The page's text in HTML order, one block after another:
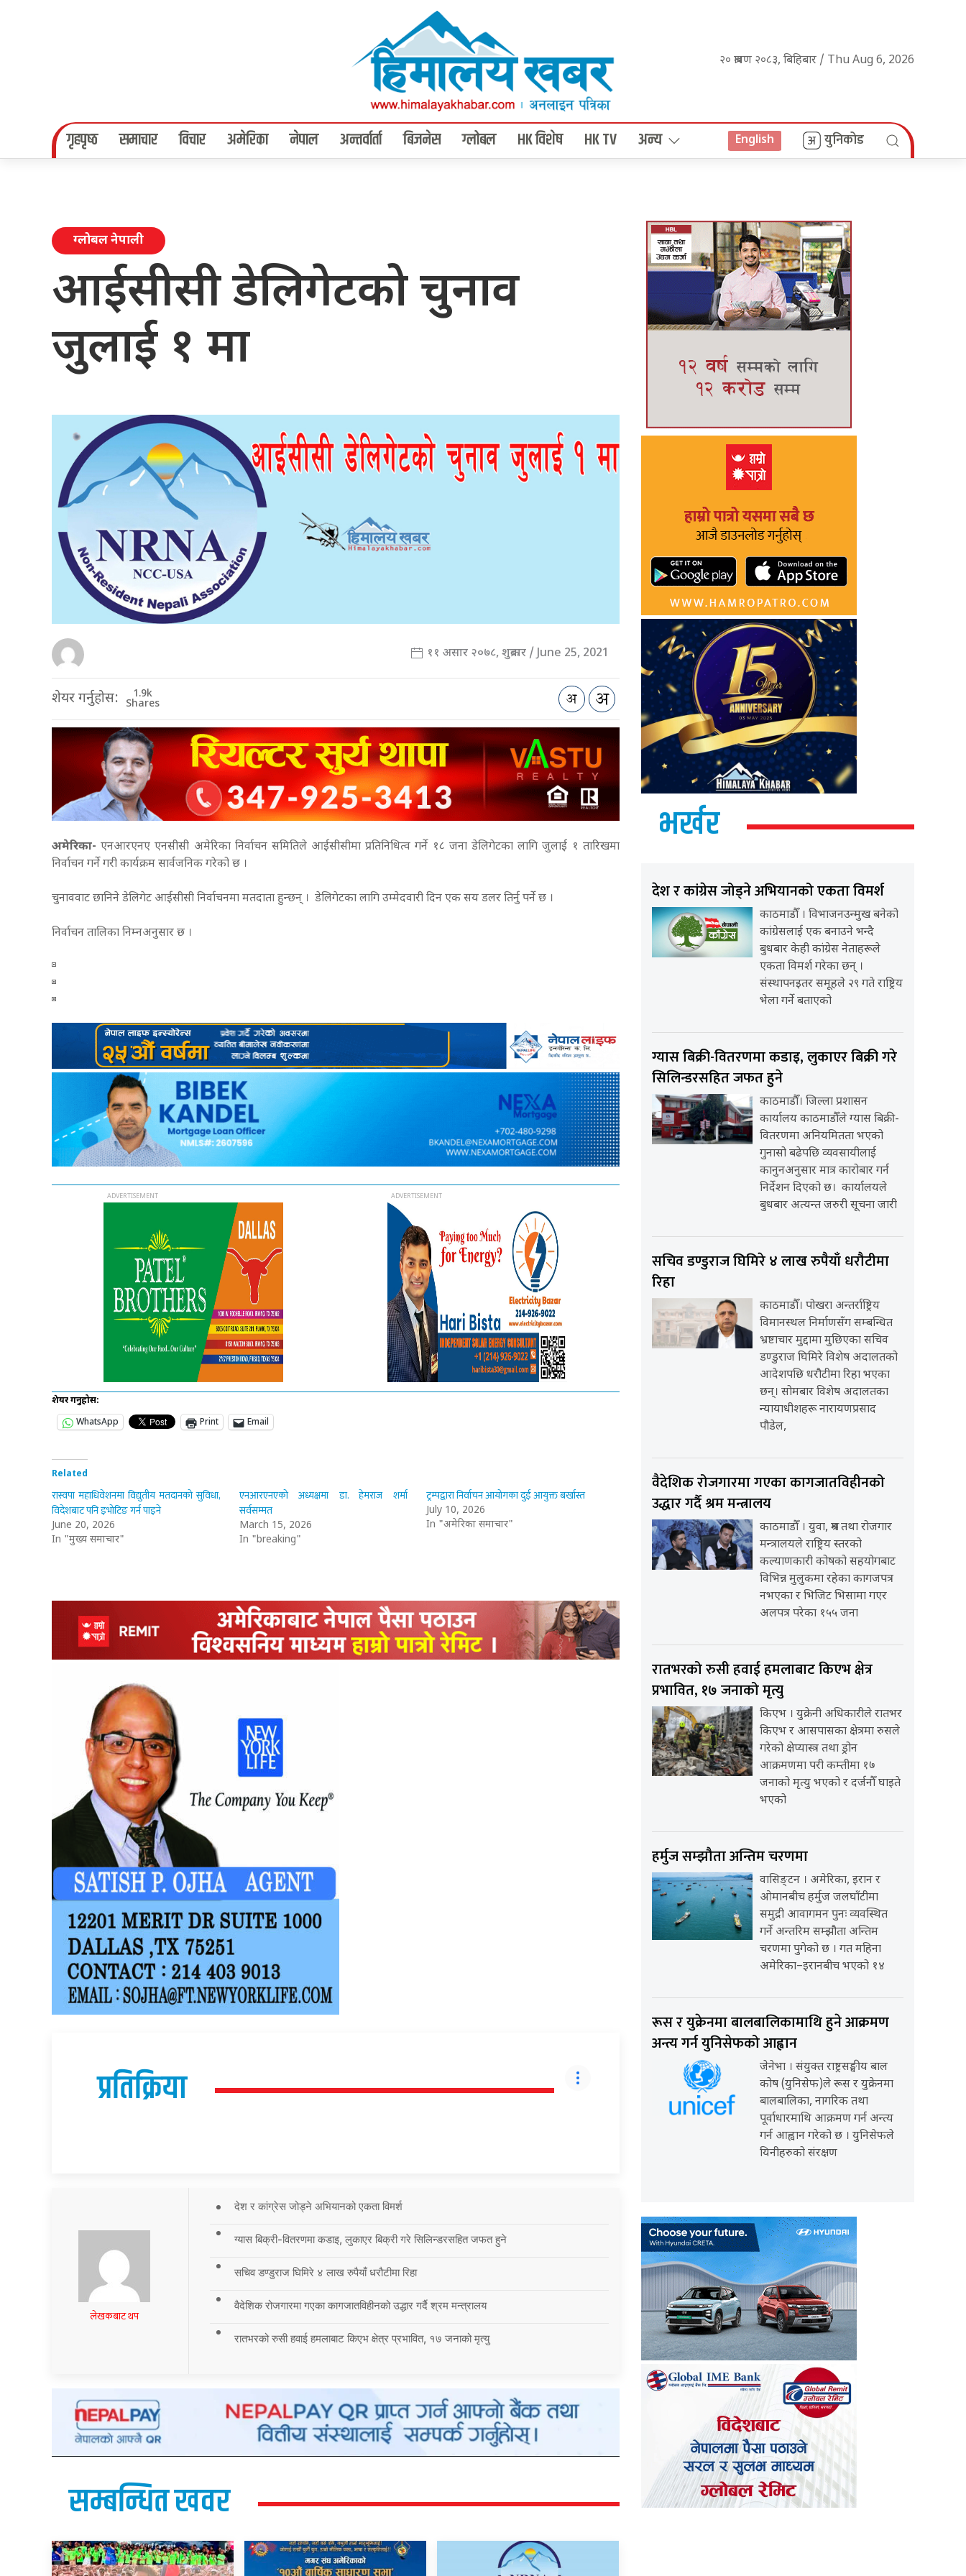
२० श्रावण २०८३, बिहिबार / Thu Aug 6, 2026
गृहपृष्‍ठ समाचार विचार अमेरिका नेपाल अन्तर्वार्ता बिजनेस ग्लोबल HK विशेष HK TV अन्य English युनिकोड
ग्लोबल नेपाली
आईसीसी डेलिगेटको चुनाव
जुलाई १ मा
११ असार २०७८, शुक्रबार / June 25, 2021
शेयर गर्नुहोस: 1.9k
Shares
अमेरिका- एनआरएनए एनसीसी अमेरिका निर्वाचन समितिले आईसीसीमा प्रतिनिधित्व गर्ने १८ जना डेलिगेटका लागि जुलाई १ तारिखमा
निर्वाचन गर्ने गरी कार्यक्रम सार्वजनिक गरेको छ ।
चुनाववाट छानिने डेलिगेट आईसीसी निर्वाचनमा मतदाता हुन्छन् । डेलिगेटका लागि उम्मेदवारी दिन एक सय डलर तिर्नु पर्ने छ ।
निर्वाचन तालिका निम्नअनुसार छ ।
शेयर गर्नुहोस:
WhatsApp
Print Email
Related
रास्वपा महाधिवेशनमा विद्युतीय मतदानको सुविधा,
विदेशबाट पनि इभोटिङ गर्न पाइने
June 20, 2026
In "मुख्य समाचार"
एनआरएनएको अध्यक्षमा डा. हेमराज शर्मा
सर्वसम्मत
March 15, 2026
In "breaking"
ट्रम्पद्वारा निर्वाचन आयोगका दुई आयुक्त बर्खास्त
July 10, 2026
In "अमेरिका समाचार"
प्रतिक्रिया
लेखकबाट थप
देश र कांग्रेस जोड्ने अभियानको एकता विमर्श
ग्यास बिक्री-वितरणमा कडाइ, लुकाएर बिक्री गरे सिलिन्डरसहित जफत हुने
सचिव डण्डुराज घिमिरे ४ लाख रुपैयाँ धरौटीमा रिहा
वैदेशिक रोजगारमा गएका कागजातविहीनको उद्धार गर्दै श्रम मन्त्रालय
रातभरको रुसी हवाई हमलाबाट किएभ क्षेत्र प्रभावित, १७ जनाको मृत्यु
सम्बन्धित खवर
भर्खर
देश र कांग्रेस जोड्ने अभियानको एकता विमर्श
काठमाडौँ । विभाजनउन्मुख बनेको
कांग्रेसलाई एक बनाउने भन्दै
बुधबार केही कांग्रेस नेताहरूले
एकता विमर्श गरेका छन् ।
संस्थापनइतर समूहले २९ गते राष्ट्रिय
भेला गर्ने बताएको
ग्यास बिक्री-वितरणमा कडाइ, लुकाएर बिक्री गरे
सिलिन्डरसहित जफत हुने
काठमाडौँ। जिल्ला प्रशासन
कार्यालय काठमाडौँले ग्यास बिक्री-
वितरणमा अनियमितता भएको
गुनासो बढेपछि व्यवसायीलाई
कानुनअनुसार मात्र कारोबार गर्न
निर्देशन दिएको छ। कार्यालयले
बुधबार अत्यन्त जरुरी सूचना जारी
सचिव डण्डुराज घिमिरे ४ लाख रुपैयाँ धरौटीमा
रिहा
काठमाडौँ। पोखरा अन्तर्राष्ट्रिय
विमानस्थल निर्माणसँग सम्बन्धित
भ्रष्टाचार मुद्दामा मुछिएका सचिव
डण्डुराज घिमिरे विशेष अदालतको
आदेशपछि धरौटीमा रिहा भएका
छन्। सोमबार विशेष अदालतका
न्यायाधीशहरू नारायणप्रसाद
पौडेल,
वैदेशिक रोजगारमा गएका कागजातविहीनको
उद्धार गर्दै श्रम मन्त्रालय
काठमाडौँ । युवा, श्रम तथा रोजगार
मन्त्रालयले राष्ट्रिय स्तरको
कल्याणकारी कोषको सहयोगबाट
विभिन्न मुलुकमा रहेका कागजपत्र
नभएका र भिजिट भिसामा गएर
अलपत्र परेका १५५ जना
रातभरको रुसी हवाई हमलाबाट किएभ क्षेत्र
प्रभावित, १७ जनाको मृत्यु
किएभ । युक्रेनी अधिकारीले रातभर
किएभ र आसपासका क्षेत्रमा रुसले
गरेको क्षेप्यास्त्र तथा ड्रोन
आक्रमणमा परी कम्तीमा १७
जनाको मृत्यु भएको र दर्जनौँ घाइते
भएको
हर्मुज सम्झौता अन्तिम चरणमा
वासिङ्टन । अमेरिका, इरान र
ओमानबीच हर्मुज जलघाँटीमा
समुद्री आवागमन पुनः व्यवस्थित
गर्ने अन्तरिम सम्झौता अन्तिम
चरणमा पुगेको छ । गत महिना
अमेरिका–इरानबीच भएको १४
रूस र युक्रेनमा बालबालिकामाथि हुने आक्रमण
अन्त्य गर्न युनिसेफको आह्वान
जेनेभा । संयुक्त राष्ट्रसङ्घीय बाल
कोष (युनिसेफ)ले रूस र युक्रेनमा
बालबालिका, नागरिक तथा
पूर्वाधारमाथि आक्रमण गर्न अन्त्य
गर्न आह्वान गरेको छ । युनिसेफले
यिनीहरुको संरक्षण